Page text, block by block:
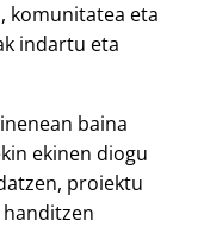
komunitatea eta
indartu eta
baina
ekinen diogu
proiektu